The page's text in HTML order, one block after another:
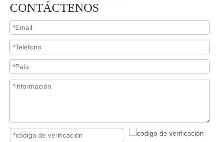
CONTÁCTENOS